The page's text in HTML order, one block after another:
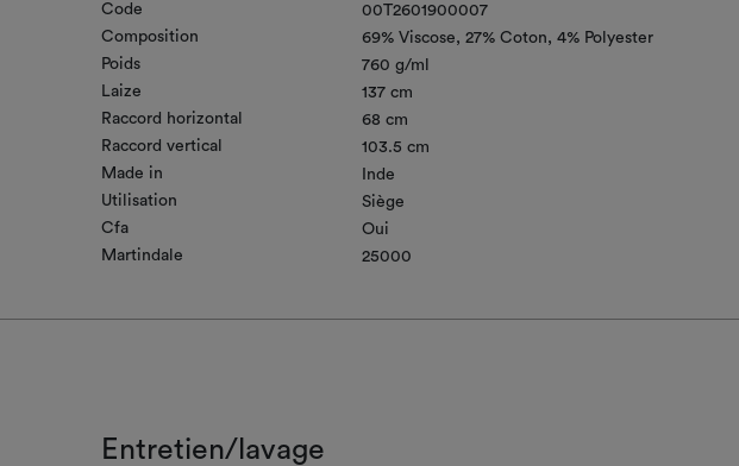
Code
00T2601900007
Composition
69% Viscose 27% Coton
4% Polyester
Poids
760 g/ml
Laize
137 cm
Raccord horizontal
68 cm
Raccord vertical
103.5 cm
Made in
Inde
Utilisation
Siège
Cfa
Oui
Martindale
25000
Entretien/lavage